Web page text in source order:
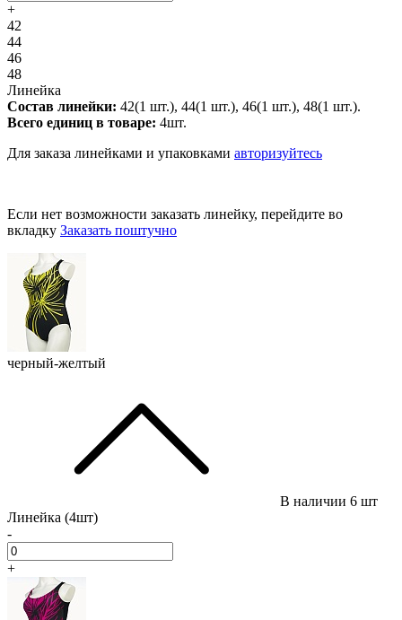
+
42
44
46
48
Линейка
Состав линейки: 42(1 шт.), 44(1 шт.), 46(1 шт.), 48(1 шт.).
Всего единиц в товаре: 4шт.
Для заказа линейками и упаковками авторизуйтесь
Если нет возможности заказать линейку, перейдите во
вкладку Заказать поштучно
черный-желтый
В наличии 6 шт
Линейка (4шт)
-
+